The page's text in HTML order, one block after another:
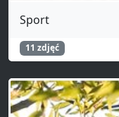
Sport
11 zdjęć